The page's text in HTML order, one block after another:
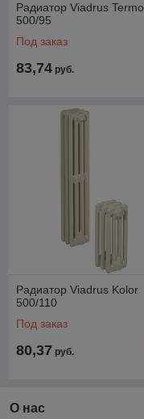
Радиатор Viadrus Termo
500/95
Под заказ
83,74 руб.
Радиатор Viadrus Kolor
500/110
Под заказ
80,37 руб.
О нас